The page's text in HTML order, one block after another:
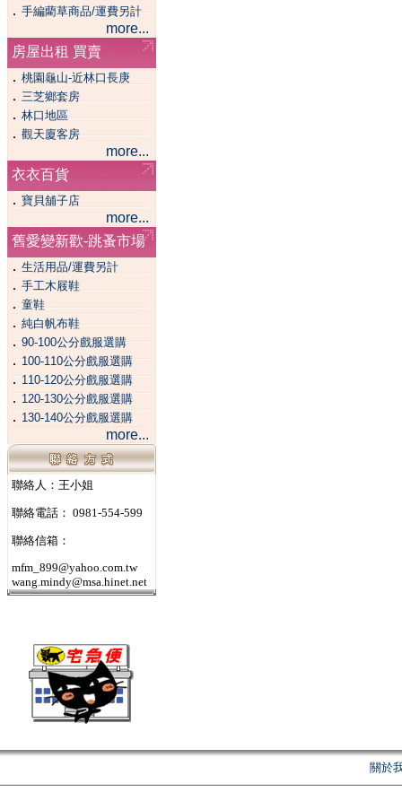
．手編藺草商品/運費另計
more...
房屋出租 買賣
． 桃園龜山-近林口長庚
． 三芝鄉套房
． 林口地區
．觀天廈客房
more...
衣衣百貨
． 寶貝舖子店
more...
舊愛變新歡-跳蚤市場
． 生活用品/運費另計
． 手工木屐鞋
． 童鞋
．純白帆布鞋
．90-100公分戲服選購
．100-110公分戲服選購
．110-120公分戲服選購
．120-130公分戲服選購
． 130-140公分戲服選購
more...
聯絡人：王小姐
聯絡電話： 0981-554-599
聯絡信箱：
mfm_899@yahoo.com.tw
wang.mindy@msa.hinet.net
關於